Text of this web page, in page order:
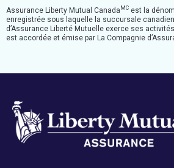
Assurance Liberty Mutual Canada MC est la
enregistrée sous laquelle la succursale
d’Assurance Liberté Mutuelle exerce ses
est accordée et émise par La Compagnie